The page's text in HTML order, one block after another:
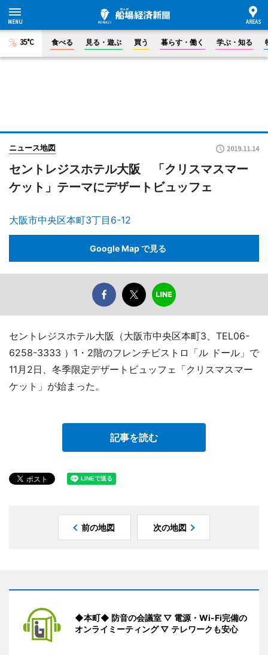
35°C 食べる 見る・遊ぶ 買う 暮らす・働く 学ぶ・知る
ニュース地図 2019.11.14
セントレジスホテル大阪 「クリスマスマー
ケット」テーマにデザートビュッフェ
大阪市中央区本町3丁目6-12
Google Map で見る
セントレジスホテル大阪（大阪市中央区本町3、TEL06-
6258-3333 ）1・2階のフレンチビストロ「ル ドール」で
11月2日、冬季限定デザートビュッフェ「クリスマスマー
ケット」が始まった。
記事を読む
前の地図 次の地図
◆本町◆ 防音の会議室 ▽ 電源・Wi-Fi完備の
オンライミーティング ▽ テレワークも安心